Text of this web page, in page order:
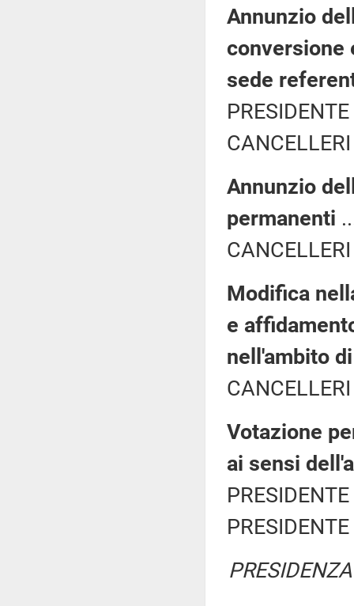
Annunzio
conversione
sede
Annunzio
permanenti
Modifica
e
nell'ambito
Votazione
ai sensi